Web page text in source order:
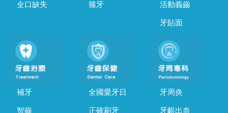
全口缺失 箍牙 活動義齒
牙貼面
補牙
智齒
全國愛牙日
正確刷牙
牙周炎
牙齦出血